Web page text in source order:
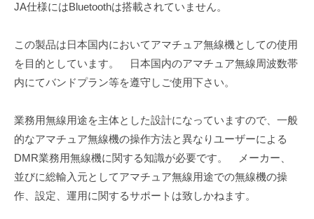
JA仕様にはBluetoothは搭載されていません。
この製品は日本国内においてアマチュア無線機としての使用
を目的としています。 日本国内のアマチュア無線周波数帯
内にてバンドプラン等を遵守しご使用下さい。
業務用無線用途を主体とした設計になっていますので、一般
的なアマチュア無線機の操作方法と異なりユーザーによる
DMR業務用無線機に関する知識が必要です。 メーカー、
並びに総輸入元としてアマチュア無線用途での無線機の操
作、設定、運用に関するサポートは致しかねます。